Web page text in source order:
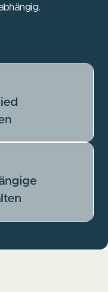
Strom